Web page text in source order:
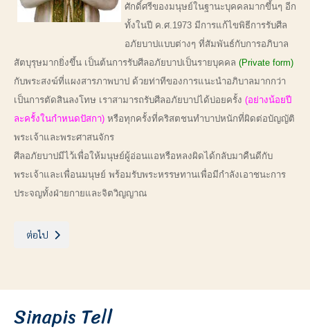
ศักดิ์ศรีของมนุษย์ในฐานะบุคคลมากขึ้นๆ อีก
ทั้งในปี ค.ศ.1973 มีการแก้ไขพิธีการรับศีล
อภัยบาปแบบต่างๆ ที่สัมพันธ์กับการอภิบาล
สัตบุรุษมากยิ่งขึ้น เป็นต้นการรับศีลอภัยบาปเป็นรายบุคคล (Private form)
กับพระสงฆ์ที่แผงสารภาพบาป ด้วยท่าทีของการแนะนำอภิบาลมากกว่า
เป็นการตัดสินลงโทษ เราสามารถรับศีลอภัยบาปได้บ่อยครั้ง (อย่างน้อยปี
ละครั้งในกำหนดปัสกา) หรือทุกครั้งที่คริสตชนทำบาปหนักที่ผิดต่อบัญญัติ
พระเจ้าและพระศาสนจักร
ศีลอภัยบาปมีไว้เพื่อให้มนุษย์ผู้อ่อนแอหรือหลงผิดได้กลับมาคืนดีกับ
พระเจ้าและเพื่อนมนุษย์ พร้อมรับพระหรรษทานเพื่อมีกำลังเอาชนะการ
ประจญทั้งฝ่ายกายและจิตวิญญาณ
เนื้อหาถัดไป: ประตูสู่ความศักดิ์สิทธิ์ ตอนที่ 3 : ประวัติของศีลกำลัง
ต่อไป
Sinapis Tell